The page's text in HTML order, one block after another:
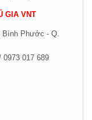
GIA VNT
Bình Phước - Q.
0973 017 689